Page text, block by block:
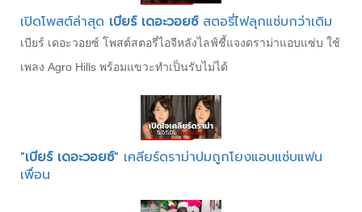
เปิดโพสต์ล่าสุด เบียร์ เดอะวอยซ์สตอรี่ไฟลุกแซ่บกว่าเดิม
เบียร์ เดอะวอยซ์ โพสต์สตอรี่ไอจีหลังไลฟ์ชี้แจงดราม่าแอบแซ่บ ใช้
เพลง Agro Hills พร้อมแขวะทำเป็นรับไม่ได้
"เบียร์ เดอะวอยซ์" เคลียร์ดราม่าปมถูกโยงแอบแซ่บแฟน
เพื่อน